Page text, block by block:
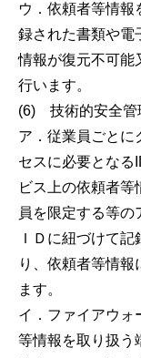
ウ．依頼者等情報
録された書類や電
情報が復元不可能
行います。
(6) 技術的安全管
ア．従業員ごとに
セスに必要となる
ビス上の依頼者
員を限定する等
ＩＤに紐づけて
り、依頼者等情
ます。
イ．ファイアウォ
等情報を取り扱う